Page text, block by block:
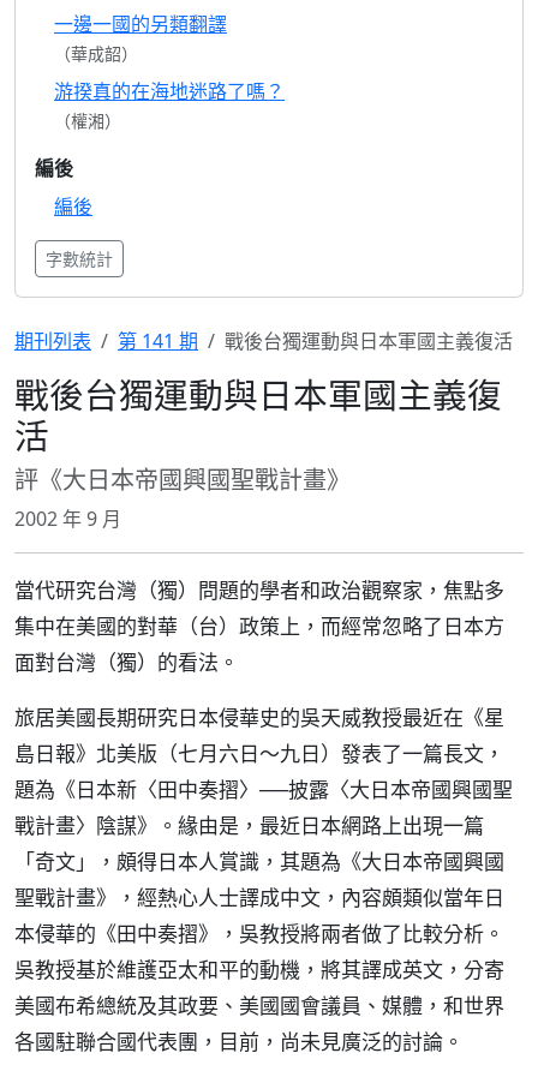
一邊一國的另類翻譯
（華成韶）
游揆真的在海地迷路了嗎？
（權湘）
編後
編後
字數統計
期刊列表 第 141 期 戰後台獨運動與日本軍國主義復活
戰後台獨運動與日本軍國主義復
活
評《大日本帝國興國聖戰計畫》
2002 年 9 月
當代研究台灣（獨）問題的學者和政治觀察家，焦點多
集中在美國的對華（台）政策上，而經常忽略了日本方
面對台灣（獨）的看法。
旅居美國長期研究日本侵華史的吳天威教授最近在《星
島日報》北美版（七月六日～九日）發表了一篇長文，
題為《日本新〈田中奏摺〉──披露〈大日本帝國興國聖
戰計畫〉陰謀》。緣由是，最近日本網路上出現一篇
「奇文」，頗得日本人賞識，其題為《大日本帝國興國
聖戰計畫》，經熱心人士譯成中文，內容頗類似當年日
本侵華的《田中奏摺》，吳教授將兩者做了比較分析。
吳教授基於維護亞太和平的動機，將其譯成英文，分寄
美國布希總統及其政要、美國國會議員、媒體，和世界
各國駐聯合國代表團，目前，尚未見廣泛的討論。